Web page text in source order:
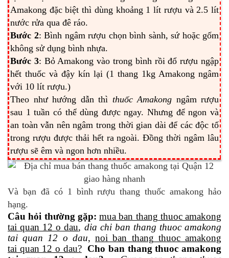
Amakong đặc biệt thì dùng khoảng 1 lít rượu và 2.5 lít
nước rửa qua đê ráo.
Bước 2: Bình ngâm rượu chọn bình sành, sứ hoặc gốm
không sử dụng bình nhựa.
Bước 3: Bỏ Amakong vào trong bình rồi đổ rượu ngập
hết thuốc và đậy kín lại (1 thang 1kg Amakong ngâm
với 10 lít rượu.)
Theo như hướng dẫn thì thuốc Amakong ngâm rượu
sau 1 tuần có thể dùng được ngay. Nhưng để ngon và
an toàn vẫn nên ngâm trong thời gian dài để các độc tố
trong rượu được thải hết ra ngoài. Đồng thời ngâm lâu
rượu sẽ êm và ngon hơn nhiều.
Và bạn đã có 1 bình rượu thang thuốc amakong hảo
hạng.
Câu hỏi thường gặp: mua ban thang thuoc amakong
tai quan 12 o dau, dia chi ban thang thuoc amakong
tai quan 12 o dau,noi ban thang thuoc amakong
tai quan 12 o dau? Cho ban thang thuoc amakong